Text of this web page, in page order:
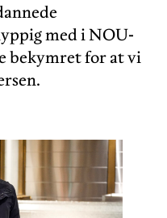
med i NOU-
bekymret for at vi